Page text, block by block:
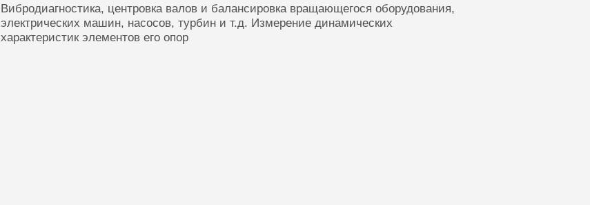
Вибродиагностика, центровка валов и балансировка вращающегося оборудования,
электрических машин, насосов, турбин и т.д. Измерение динамических
характеристик элементов его опор